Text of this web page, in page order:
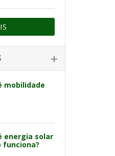
mobilidade
energia solar
funciona?